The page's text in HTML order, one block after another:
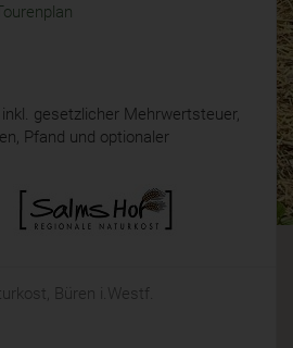
gesetzlicher Mehrwertsteuer,
Pfand und optionaler
Büren i.Westf.